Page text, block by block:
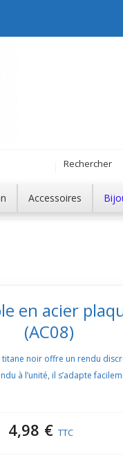
Accessoires
en acier
(AC08)
noir offre un rendu
à l’unité, il s’adapte
4,98 € TTC